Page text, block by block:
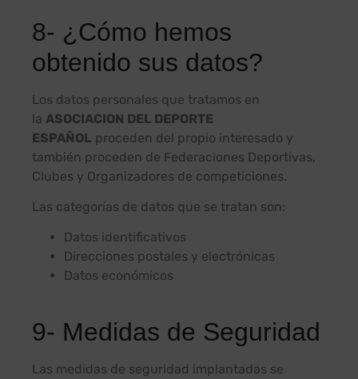
8- ¿Cómo hemos
obtenido sus datos?
Los datos personales que tratamos en
la ASOCIACION DEL DEPORTE
ESPAÑOL proceden del propio interesado y
también proceden de Federaciones Deportivas,
Clubes y Organizadores de competiciones.
Las categorías de datos que se tratan son:
Datos identificativos
Direcciones postales y electrónicas
Datos económicos
9- Medidas de Seguridad
Las medidas de seguridad implantadas se